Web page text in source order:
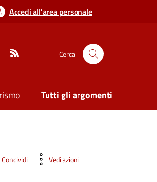
Accedi all'area personale
Cerca
Tutti gli argomenti
Condividi Vedi azioni